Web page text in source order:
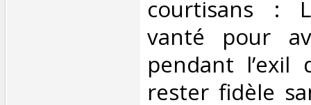
courtisans :
vanté pour
pendant l’exil
rester fidèle